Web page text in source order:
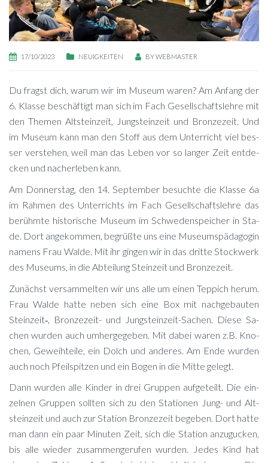
17/10/2023 NEUIGKEITEN BYWEBMASTER
Du fragst dich, war­um wir im Mu­se­um wa­ren? Am An­fang der
6. Klas­se be­schäf­tigt man sich im Fach Ge­sell­schafts­leh­re mit
den The­men Alt­stein­zeit, Jung­stein­zeit und Bron­ze­zeit. Und
im Mu­se­um kann man den Stoff aus dem Un­ter­richt viel bes­
ser ver­ste­hen, weil man das Le­ben vor so lan­ger Zeit ent­de­
cken und nach­er­le­ben kann.
Am Don­ners­tag, den 14. Sep­tem­ber be­such­te die Klas­se 6a
im Rah­men des Un­ter­richts im Fach Ge­sell­schafts­leh­re das
be­rühm­te his­to­ri­sche Mu­se­um im Schwe­denspei­cher in Sta­
de. Dort an­ge­kom­men, be­grüß­te uns eine Mu­se­ums­päd­ago­gin
na­mens Frau Wal­de. Mit ihr gin­gen wir in das drit­te Stock­werk
des Mu­se­ums, in die Ab­tei­lung Stein­zeit und Bronzezeit.
Zu­nächst ver­sam­mel­ten wir uns alle um ei­nen Tep­pich her­um.
Frau Wal­de hat­te ne­ben sich eine Box mit nach­ge­bau­ten
Steinzeit‑, Bron­ze­zeit- und Jung­stein­zeit-Sa­chen. Die­se Sa­
chen wur­den auch um­her­ge­ge­ben. Mit da­bei wa­ren z.B. Kno­
chen, Ge­weih­tei­le, ein Dolch und an­de­res. Am Ende wur­den
auch noch Pfeil­spit­zen und ein Bo­gen in die Mit­te gelegt.
Dann wur­den alle Kin­der in drei Grup­pen auf­ge­teilt. Die ein­
zel­nen Grup­pen soll­ten sich zu den Sta­tio­nen Jung- und Alt­
stein­zeit und auch zur Sta­ti­on Bron­ze­zeit be­ge­ben. Dort hat­te
man dann ein paar Mi­nu­ten Zeit, sich die Sta­ti­on an­zu­gu­cken,
bis alle wie­der zu­sam­men­ge­ru­fen wur­den. Je­des Kind hat